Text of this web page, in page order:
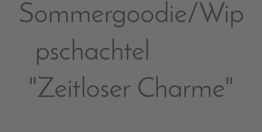
Sommergoodie/Wip
pschachtel
"Zeitloser Charme"